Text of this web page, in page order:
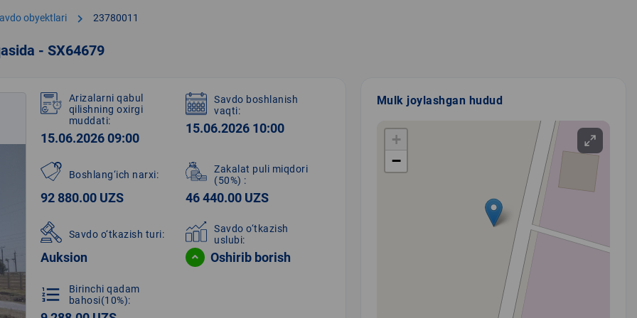
obyektlari chevron_right 23780011
- SX64679
Arizalarni qabul
qilishning oxirgi
muddati:
15.06.2026 09:00
Savdo boshlanish
vaqti:
15.06.2026 10:00
Boshlang‘ich narxi:
92 880.00 UZS
Zakalat puli miqdori
(50%) :
46 440.00 UZS
Savdo o‘tkazish turi:
Auksion
Savdo o‘tkazish
uslubi:
Oshirib borish
format_list_numbered
Birinchi qadam
bahosi(10%):
Mulk joylashgan hudud
+
−